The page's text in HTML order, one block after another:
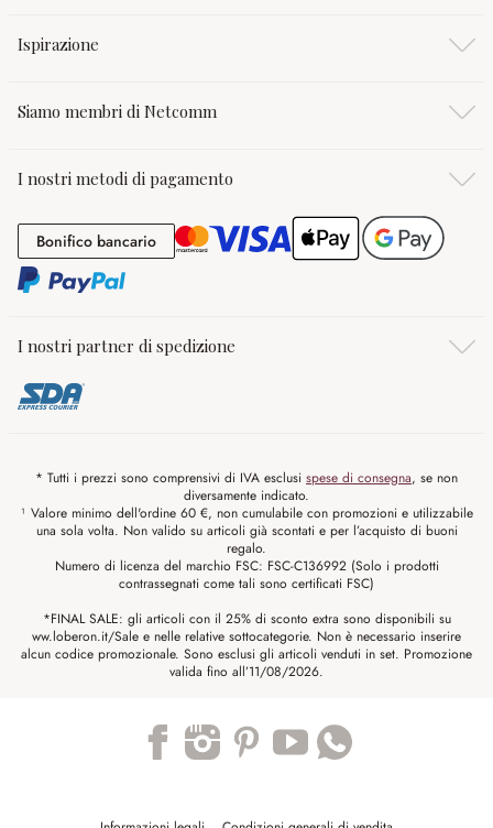
Ispirazione
Siamo membri di Netcomm
I nostri metodi di pagamento
Bonifico bancarioBonifico bancario
I nostri partner di spedizione
* Tutti i prezzi sono comprensivi di IVA esclusi spese di consegna, se non
diversamente indicato.
¹ Valore minimo dell'ordine 60 €, non cumulabile con promozioni e utilizzabile
una sola volta. Non valido su articoli già scontati e per l’acquisto di buoni
regalo.
Numero di licenza del marchio FSC: FSC-C136992 (Solo i prodotti
contrassegnati come tali sono certificati FSC)
*FINAL SALE: gli articoli con il 25% di sconto extra sono disponibili su
ww.loberon.it/Sale e nelle relative sottocategorie. Non è necessario inserire
alcun codice promozionale. Sono esclusi gli articoli venduti in set. Promozione
valida fino all’11/08/2026.